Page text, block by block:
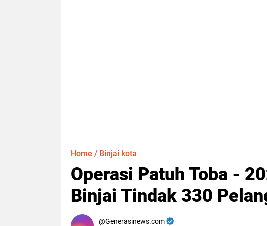
Home / Binjai kota
Operasi Patuh Toba -
Binjai Tindak 330
Generasinews.com